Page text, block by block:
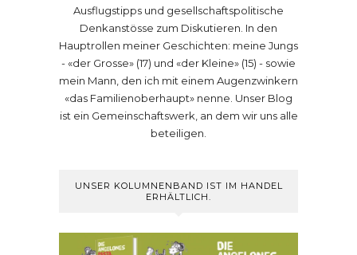
Ausflugstipps und gesellschaftspolitische
Denkanstösse zum Diskutieren. In den
Hauptrollen meiner Geschichten: meine Jungs
- «der Grosse» (17) und «der Kleine» (15) - sowie
mein Mann, den ich mit einem Augenzwinkern
«das Familienoberhaupt» nenne. Unser Blog
ist ein Gemeinschaftswerk, an dem wir uns alle
beteiligen.
UNSER KOLUMNENBAND IST IM HANDEL
ERHÄLTLICH.